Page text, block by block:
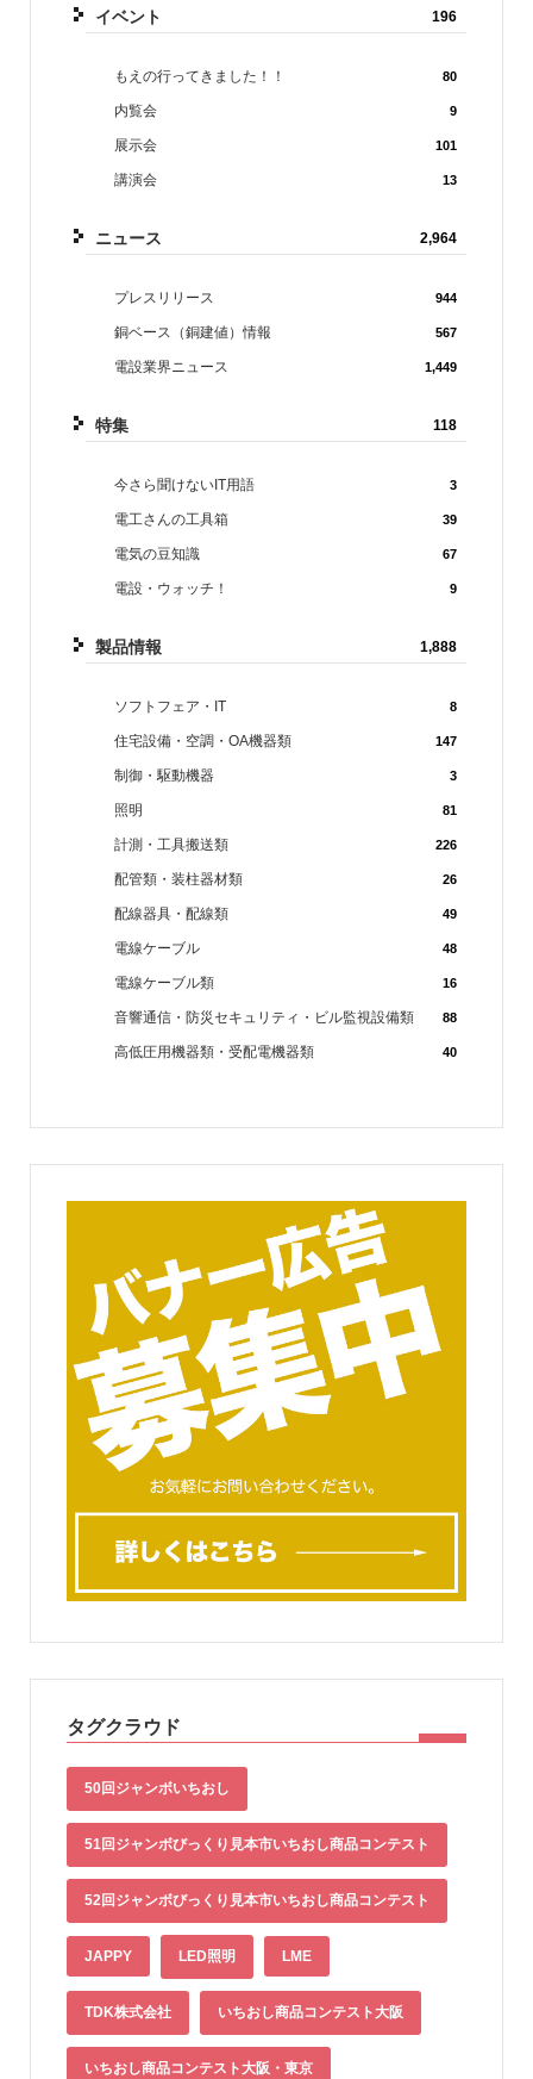
イベント 196
もえの行ってきました！！ 80
内覧会 9
展示会 101
講演会 13
ニュース 2,964
プレスリリース 944
銅ベース（銅建値）情報 567
電設業界ニュース 1,449
特集 118
今さら聞けないIT用語 3
電工さんの工具箱 39
電気の豆知識 67
電設・ウォッチ！ 9
製品情報 1,888
ソフトフェア・IT 8
住宅設備・空調・OA機器類 147
制御・駆動機器 3
照明 81
計測・工具搬送類 226
配管類・装柱器材類 26
配線器具・配線類 49
電線ケーブル 48
電線ケーブル類 16
音響通信・防災セキュリティ・ビル監視設備類 88
高低圧用機器類・受配電機器類 40
タグクラウド
50回ジャンボいちおし
51回ジャンボびっくり見本市いちおし商品コンテスト
52回ジャンボびっくり見本市いちおし商品コンテスト
JAPPY LED照明 LME
TDK株式会社 いちおし商品コンテスト大阪
いちおし商品コンテスト大阪・東京